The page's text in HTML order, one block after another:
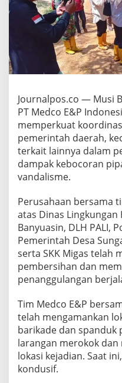
r
d
i
n
a
s
i
t
u
k
P
e
n
a
n
a
n
P
s
c
a
s
i
d
e
Journalpos.co — Musi
PT Medco E&P
memperkuat
pemerintah daerah,
terkait lainnya dalam
dampak kebocoran
vandalisme.
Perusahaan bersama
atas Dinas Lingkungan
Banyuasin, DLH PALI,
Pemerintah Desa
serta SKK Migas telah
pembersihan dan
penanggulangan
Tim Medco E&P
telah mengamankan
barikade dan spanduk
larangan merokok
lokasi kejadian. Saat
kondusif.